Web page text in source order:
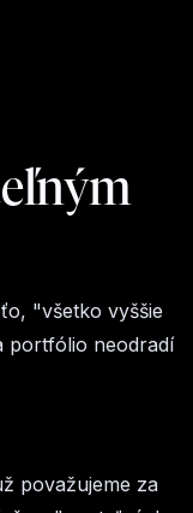
"všetko vyššie
portfólio neodradí
považujeme za